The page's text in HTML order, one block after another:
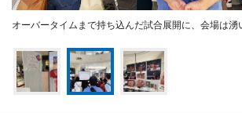
オーバータイムまで持ち込んだ試合展開に、会場は湧